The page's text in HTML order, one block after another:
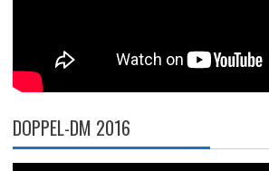
DOPPEL-DM 2016